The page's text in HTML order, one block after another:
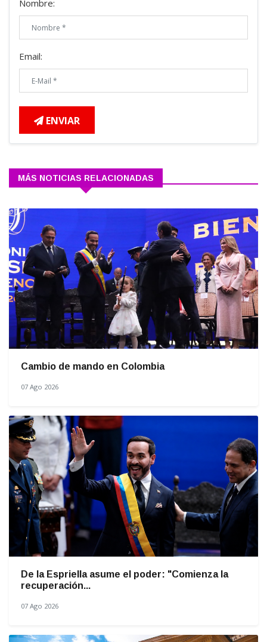
Nombre:
Email:
ENVIAR
MÁS NOTICIAS RELACIONADAS
Cambio de mando en Colombia
07 Ago 2026
De la Espriella asume el poder: "Comienza la
recuperación...
07 Ago 2026